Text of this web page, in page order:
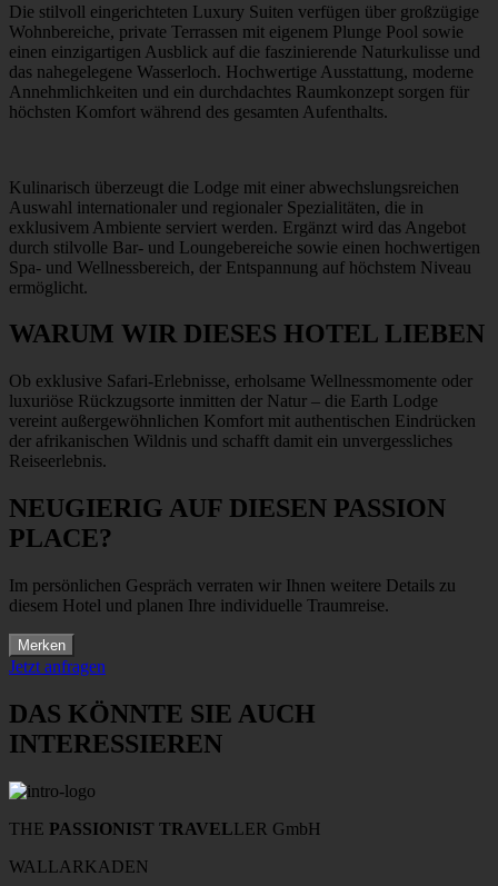
Die stilvoll eingerichteten Luxury Suiten verfügen über großzügige
Wohnbereiche, private Terrassen mit eigenem Plunge Pool sowie
einen einzigartigen Ausblick auf die faszinierende Naturkulisse und
das nahegelegene Wasserloch. Hochwertige Ausstattung, moderne
Annehmlichkeiten und ein durchdachtes Raumkonzept sorgen für
höchsten Komfort während des gesamten Aufenthalts.
Kulinarisch überzeugt die Lodge mit einer abwechslungsreichen
Auswahl internationaler und regionaler Spezialitäten, die in
exklusivem Ambiente serviert werden. Ergänzt wird das Angebot
durch stilvolle Bar- und Loungebereiche sowie einen hochwertigen
Spa- und Wellnessbereich, der Entspannung auf höchstem Niveau
ermöglicht.
WARUM WIR DIESES HOTEL LIEBEN
Ob exklusive Safari-Erlebnisse, erholsame Wellnessmomente oder
luxuriöse Rückzugsorte inmitten der Natur – die Earth Lodge
vereint außergewöhnlichen Komfort mit authentischen Eindrücken
der afrikanischen Wildnis und schafft damit ein unvergessliches
Reiseerlebnis.
NEUGIERIG AUF DIESEN PASSION
PLACE?
Im persönlichen Gespräch verraten wir Ihnen weitere Details zu
diesem Hotel und planen Ihre individuelle Traumreise.
Merken
Jetzt anfragen
DAS KÖNNTE SIE AUCH
INTERESSIEREN
THE PASSIONIST TRAVELLER GmbH
WALLARKADEN